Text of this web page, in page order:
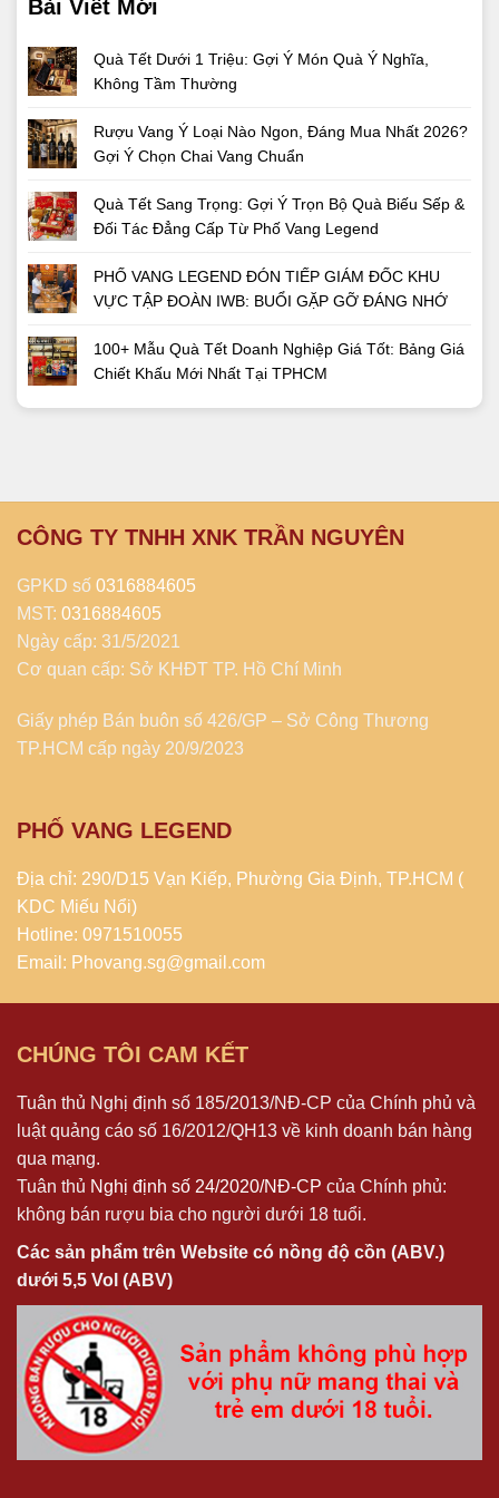
Bài Viết Mới
Quà Tết Dưới 1 Triệu: Gợi Ý Món Quà Ý Nghĩa,
Không Tầm Thường
Rượu Vang Ý Loại Nào Ngon, Đáng Mua Nhất 2026?
Gợi Ý Chọn Chai Vang Chuẩn
Quà Tết Sang Trọng: Gợi Ý Trọn Bộ Quà Biếu Sếp &
Đối Tác Đẳng Cấp Từ Phố Vang Legend
PHỐ VANG LEGEND ĐÓN TIẾP GIÁM ĐỐC KHU
VỰC TẬP ĐOÀN IWB: BUỔI GẶP GỠ ĐÁNG NHỚ
100+ Mẫu Quà Tết Doanh Nghiệp Giá Tốt: Bảng Giá
Chiết Khấu Mới Nhất Tại TPHCM
CÔNG TY TNHH XNK TRẦN NGUYÊN
GPKD số 0316884605
MST: 0316884605
Ngày cấp: 31/5/2021
Cơ quan cấp: Sở KHĐT TP. Hồ Chí Minh
Giấy phép Bán buôn số 426/GP – Sở Công Thương
TP.HCM cấp ngày 20/9/2023
PHỐ VANG LEGEND
Địa chỉ: 290/D15 Vạn Kiếp, Phường Gia Định, TP.HCM (
KDC Miếu Nổi)
Hotline: 0971510055
Email: Phovang.sg@gmail.com
CHÚNG TÔI CAM KẾT
Tuân thủ Nghị định số 185/2013/NĐ-CP của Chính phủ và
luật quảng cáo số 16/2012/QH13 về kinh doanh bán hàng
qua mạng.
Tuân thủ Nghị định số 24/2020/NĐ-CP của Chính phủ:
không bán rượu bia cho người dưới 18 tuổi.
Các sản phẩm trên Website có nồng độ cồn (ABV.)
dưới 5,5 Vol (ABV)